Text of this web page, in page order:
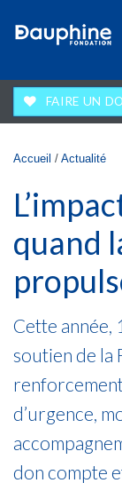
FAIRE UN
Vous êtes
Accueil / Actualité
quand
Cette année,
soutien de la
d’urgence,
don compte